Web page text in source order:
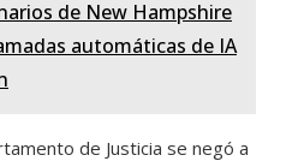
de New Hampshire
automáticas de IA
de Justicia se negó a